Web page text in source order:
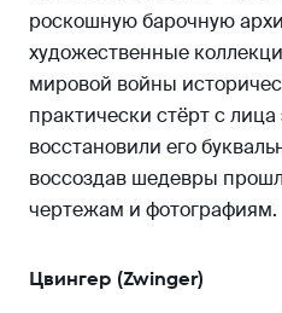
роскошную барочную
художественные
мировой войны
практически стёрт с
восстановили его
воссоздав шедевры
чертежам и фотографиям.
Цвингер (Zwinger)